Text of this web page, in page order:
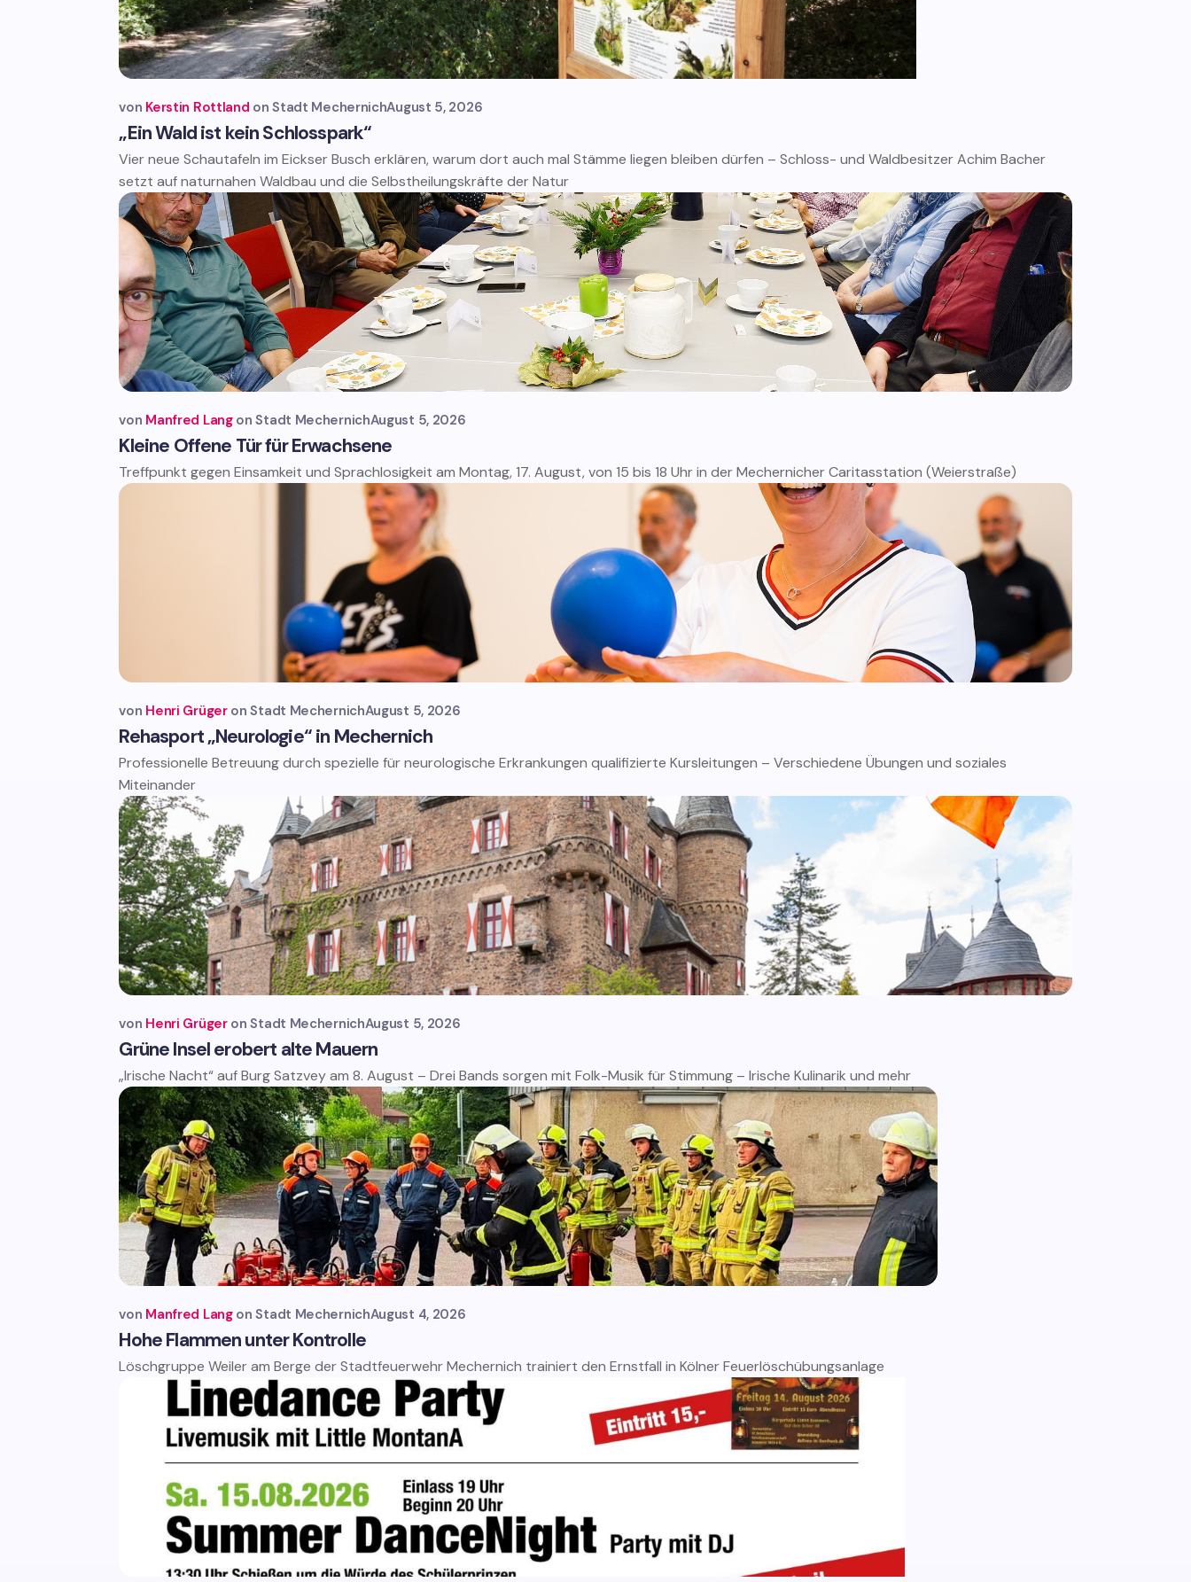
„Ein Wald ist kein Schlosspark“
von Kerstin Rottland Stadt MechernichAugust 5, 2026
Vier neue Schautafeln im Eickser Busch erklären, warum dort auch mal Stämme liegen bleiben dürfen – Schloss- und Waldbesitzer Achim Bacher
setzt auf naturnahen Waldbau und die Selbstheilungskräfte der Natur
Kleine Offene Tür für Erwachsene
von Manfred Lang Stadt MechernichAugust 5, 2026
Treffpunkt gegen Einsamkeit und Sprachlosigkeit am Montag, 17. August, von 15 bis 18 Uhr in der Mechernicher Caritasstation (Weierstraße)
Rehasport „Neurologie“ in Mechernich
von Henri Grüger Stadt MechernichAugust 5, 2026
Professionelle Betreuung durch spezielle für neurologische Erkrankungen qualifizierte Kursleitungen – Verschiedene Übungen und soziales
Miteinander
Grüne Insel erobert alte Mauern
von Henri Grüger Stadt MechernichAugust 5, 2026
„Irische Nacht“ auf Burg Satzvey am 8. August – Drei Bands sorgen mit Folk-Musik für Stimmung – Irische Kulinarik und mehr
Hohe Flammen unter Kontrolle
von Manfred Lang Stadt MechernichAugust 4, 2026
Löschgruppe Weiler am Berge der Stadtfeuerwehr Mechernich trainiert den Ernstfall in Kölner Feuerlöschübungsanlage